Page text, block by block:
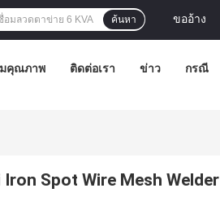
ขออ้าง
ค้นหา
คุณภาพ ติดต่อเรา ข่าว กรณี
Spot Wire Mesh Welder